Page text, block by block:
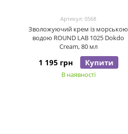
Артикул: 0568
Зволожуючий крем із морською
водою ROUND LAB 1025 Dokdo
Cream, 80 мл
1 195 грн Купити
В наявності